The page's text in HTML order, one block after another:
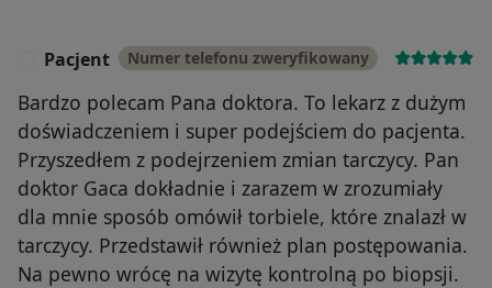
Pacjent Numer telefonu zweryfikowany
Bardzo polecam Pana doktora. To lekarz z dużym
doświadczeniem i super podejściem do pacjenta.
Przyszedłem z podejrzeniem zmian tarczycy. Pan
doktor Gaca dokładnie i zarazem w zrozumiały
dla mnie sposób omówił torbiele, które znalazł w
tarczycy. Przedstawił również plan postępowania.
Na pewno wrócę na wizytę kontrolną po biopsji.